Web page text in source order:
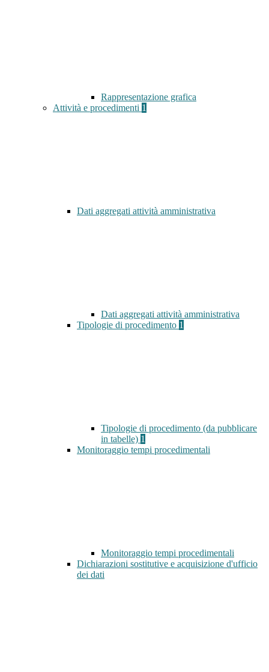
Rappresentazione grafica
Attività e procedimenti 1
Dati aggregati attività amministrativa
Dati aggregati attività amministrativa
Tipologie di procedimento 1
Tipologie di procedimento (da pubblicare
in tabelle) 1
Monitoraggio tempi procedimentali
Monitoraggio tempi procedimentali
Dichiarazioni sostitutive e acquisizione d'ufficio
dei dati